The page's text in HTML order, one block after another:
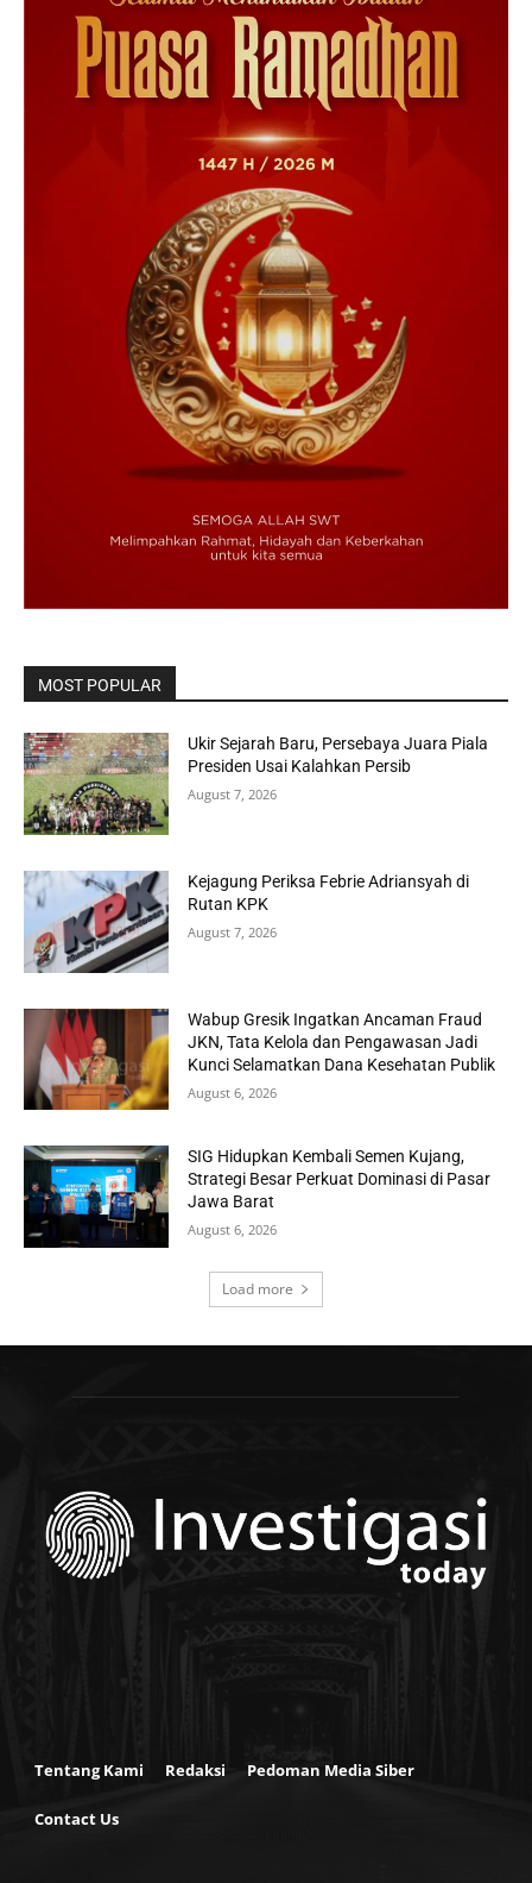
MOST POPULAR
Ukir Sejarah Baru, Persebaya Juara Piala
Presiden Usai Kalahkan Persib
August 7, 2026
Kejagung Periksa Febrie Adriansyah di
Rutan KPK
August 7, 2026
Wabup Gresik Ingatkan Ancaman Fraud
JKN, Tata Kelola dan Pengawasan Jadi
Kunci Selamatkan Dana Kesehatan Publik
August 6, 2026
SIG Hidupkan Kembali Semen Kujang,
Strategi Besar Perkuat Dominasi di Pasar
Jawa Barat
August 6, 2026
Load more
Tentang Kami Redaksi Pedoman Media Siber
Contact Us